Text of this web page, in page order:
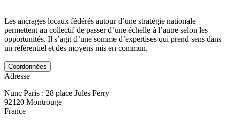
Les ancrages locaux fédérés autour d’une stratégie nationale
permettent au collectif de passer d’une échelle à l’autre selon les
opportunités. Il s’agit d’une somme d’expertises qui prend sens dans
un référentiel et des moyens mis en commun.
Coordonnées
Adresse
Nunc Paris : 28 place Jules Ferry
92120 Montrouge
France